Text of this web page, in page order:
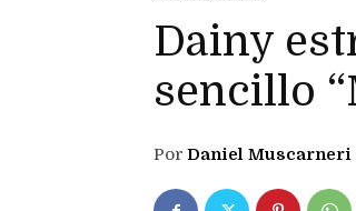
Dainy
sencillo
Por Daniel Muscarneri